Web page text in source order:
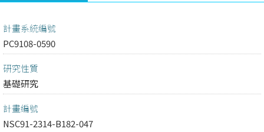
計畫系統編號
PC9108-0590
研究性質
基礎研究
計畫編號
NSC91-2314-B182-047